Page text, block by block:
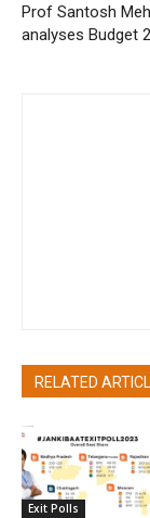
Prof Santosh
analyses Budget
RELATED
Exit Polls